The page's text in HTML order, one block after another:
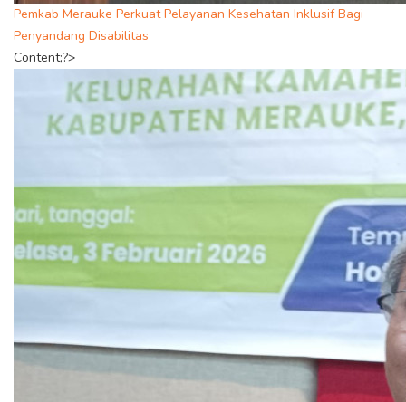
Pemkab Merauke Perkuat Pelayanan Kesehatan Inklusif Bagi
Penyandang Disabilitas
Content;?>